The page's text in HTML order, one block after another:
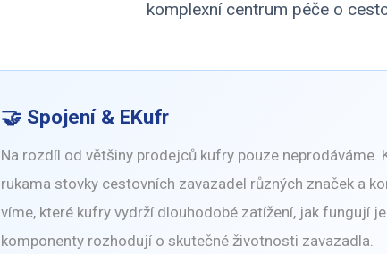
komplexní centrum péče o
🤝 Spojení & EKufr
Na rozdíl od většiny prodejců kufry pouze neprodáváme.
rukama stovky cestovních zavazadel různých značek a
víme, které kufry vydrží dlouhodobé zatížení, jak fungují
komponenty rozhodují o skutečné životnosti zavazadla.